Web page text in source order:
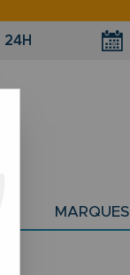
24H
MARQUES